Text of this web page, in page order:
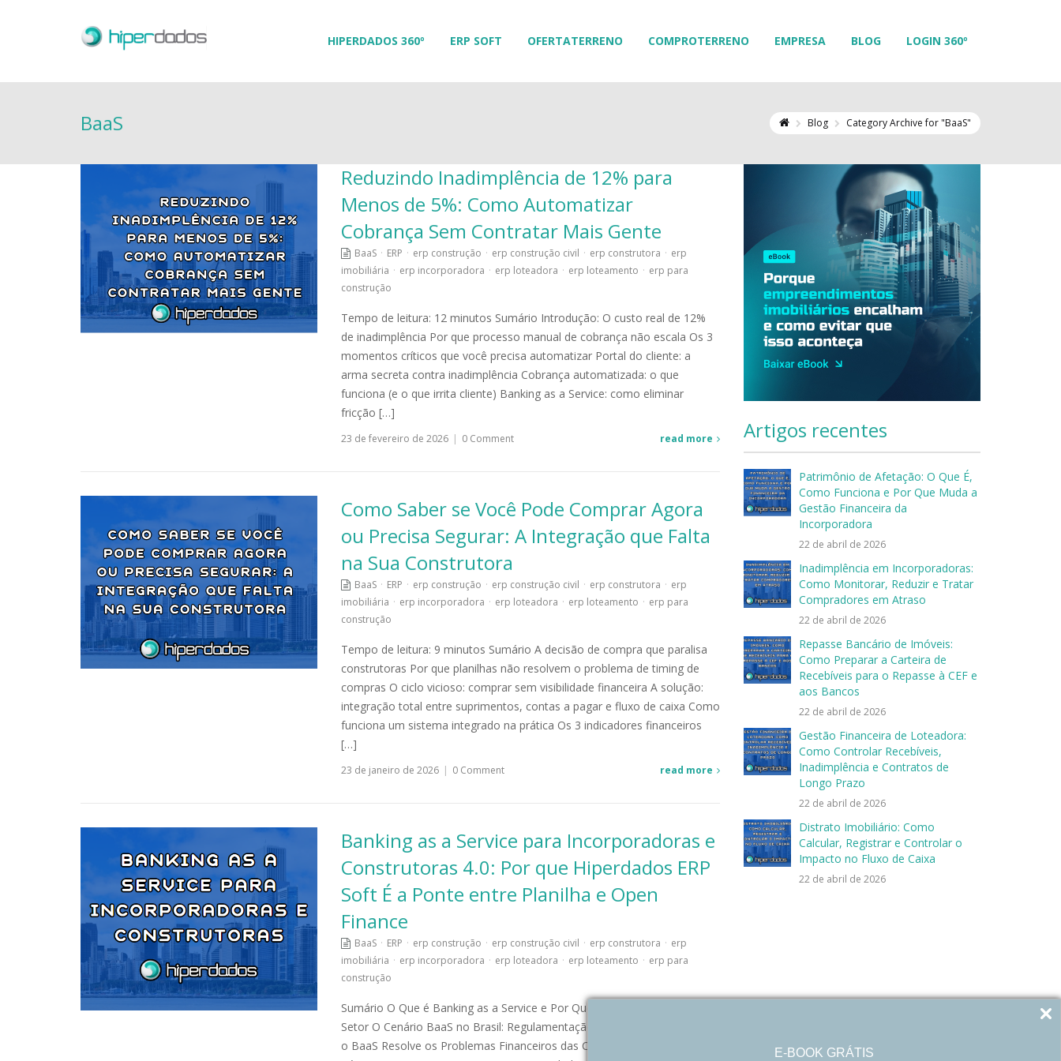
E-BOOK GRÁTIS
HIPERDADOS 360º ERP SOFT OFERTATERRENO COMPROTERRENO EMPRESA BLOG LOGIN 360º
BaaS Blog Category Archive for "BaaS"
Reduzindo Inadimplência de 12% para
Menos de 5%: Como Automatizar
Cobrança Sem Contratar Mais Gente
BaaS · ERP · erp construção · erp construção civil · erp construtora · erp
imobiliária · erp incorporadora · erp loteadora · erp loteamento · erp para
construção
Tempo de leitura: 12 minutos Sumário Introdução: O custo real de 12%
de inadimplência Por que processo manual de cobrança não escala Os 3
momentos críticos que você precisa automatizar Portal do cliente: a
arma secreta contra inadimplência Cobrança automatizada: o que
funciona (e o que irrita cliente) Banking as a Service: como eliminar
fricção […]
23 de fevereiro de 2026 | 0 Comment read more
Como Saber se Você Pode Comprar Agora
ou Precisa Segurar: A Integração que Falta
na Sua Construtora
BaaS · ERP · erp construção · erp construção civil · erp construtora · erp
imobiliária · erp incorporadora · erp loteadora · erp loteamento · erp para
construção
Tempo de leitura: 9 minutos Sumário A decisão de compra que paralisa
construtoras Por que planilhas não resolvem o problema de timing de
compras O ciclo vicioso: comprar sem visibilidade financeira A solução:
integração total entre suprimentos, contas a pagar e fluxo de caixa Como
funciona um sistema integrado na prática Os 3 indicadores financeiros
[…]
23 de janeiro de 2026 | 0 Comment read more
Banking as a Service para Incorporadoras e
Construtoras 4.0: Por que Hiperdados ERP
Soft É a Ponte entre Planilha e Open
Finance
BaaS · ERP · erp construção · erp construção civil · erp construtora · erp
imobiliária · erp incorporadora · erp loteadora · erp loteamento · erp para
construção
Sumário O Que é Banking as a Service e Por Que Está Transformando o
Setor O Cenário BaaS no Brasil: Regulamentação e Oportunidades Como
o BaaS Resolve os Problemas Financeiros das Construtoras Arquitetura
Artigos recentes
Patrimônio de Afetação: O Que É,
Como Funciona e Por Que Muda a
Gestão Financeira da
Incorporadora
22 de abril de 2026
Inadimplência em Incorporadoras:
Como Monitorar, Reduzir e Tratar
Compradores em Atraso
22 de abril de 2026
Repasse Bancário de Imóveis:
Como Preparar a Carteira de
Recebíveis para o Repasse à CEF e
aos Bancos
22 de abril de 2026
Gestão Financeira de Loteadora:
Como Controlar Recebíveis,
Inadimplência e Contratos de
Longo Prazo
22 de abril de 2026
Distrato Imobiliário: Como
Calcular, Registrar e Controlar o
Impacto no Fluxo de Caixa
22 de abril de 2026